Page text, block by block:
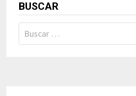
BUSCAR
Buscar: